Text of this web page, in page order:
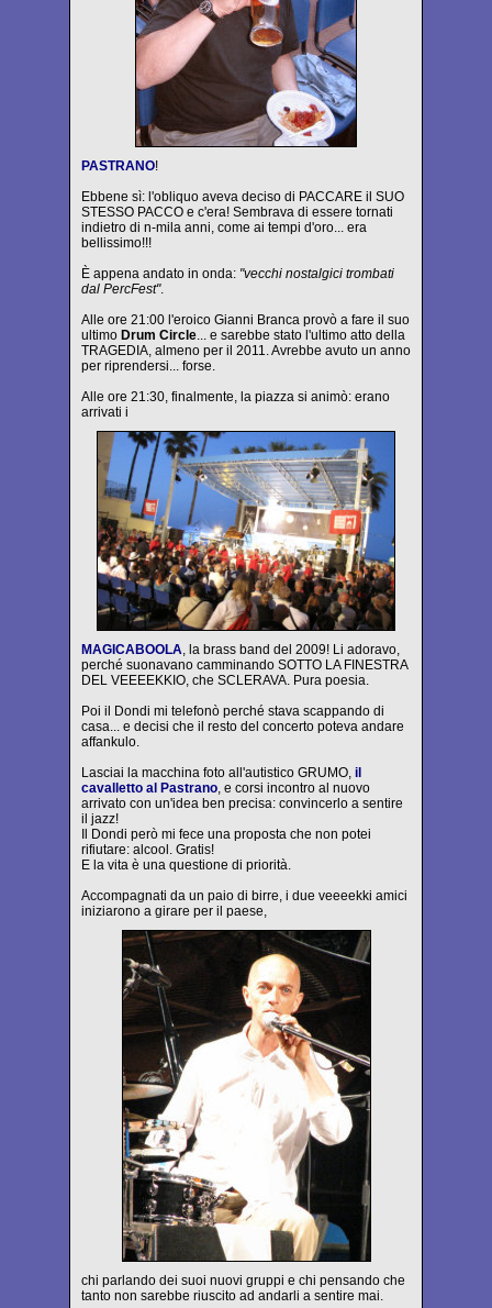
PASTRANO!
Ebbene sì: l'obliquo aveva deciso di PACCARE il SUO
STESSO PACCO e c'era! Sembrava di essere tornati
indietro di n-mila anni, come ai tempi d'oro... era
bellissimo!!!
È appena andato in onda: "vecchi nostalgici trombati
dal PercFest".
Alle ore 21:00 l'eroico Gianni Branca provò a fare il suo
ultimo Drum Circle... e sarebbe stato l'ultimo atto della
TRAGEDIA, almeno per il 2011. Avrebbe avuto un anno
per riprendersi... forse.
Alle ore 21:30, finalmente, la piazza si animò: erano
arrivati i
MAGICABOOLA, la brass band del 2009! Li adoravo,
perché suonavano camminando SOTTO LA FINESTRA
DEL VEEEEKKIO, che SCLERAVA. Pura poesia.
Poi il Dondi mi telefonò perché stava scappando di
casa... e decisi che il resto del concerto poteva andare
affankulo.
Lasciai la macchina foto all'autistico GRUMO, il
cavalletto al Pastrano, e corsi incontro al nuovo
arrivato con un'idea ben precisa: convincerlo a sentire
il jazz!
Il Dondi però mi fece una proposta che non potei
rifiutare: alcool. Gratis!
E la vita è una questione di priorità.
Accompagnati da un paio di birre, i due veeeekki amici
iniziarono a girare per il paese,
chi parlando dei suoi nuovi gruppi e chi pensando che
tanto non sarebbe riuscito ad andarli a sentire mai.